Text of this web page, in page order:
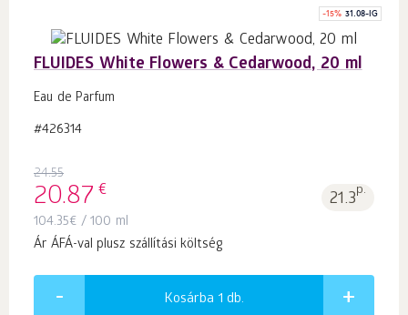
-15% 31.08-IG
FLUIDES White Flowers & Cedarwood, 20 ml
Eau de Parfum
#426314
24.55
20.87 € 21.3p.
104.35€ / 100 ml
Ár ÁFÁ-val plusz szállítási költség
Kosárba 1 db.